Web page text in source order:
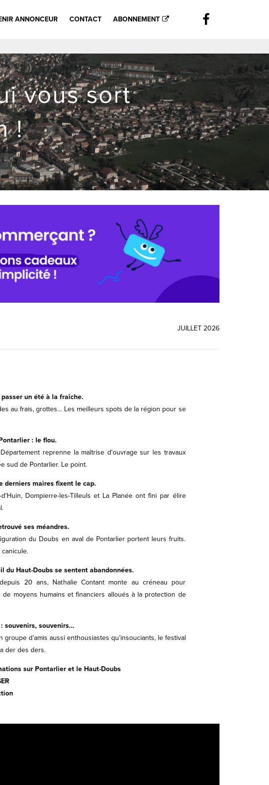
ANNONCEUR CONTACT ABONNEMENT
vous sort
!
JUILLET 2026
un été à la fraîche.
au frais, grottes… Les meilleurs spots de la région pour se
: le flou.
reprenne la maîtrise d'ouvrage sur les travaux
sud de Pontarlier. Le point.
derniers maires fixent le cap.
d'Huin, Dompierre-les-Tilleuls et La Planée ont fini par élire
ses méandres.
du Doubs en aval de Pontarlier portent leurs fruits.
du Haut-Doubs se sentent abandonnées.
20 ans, Nathalie Contant monte au créneau pour
de moyens humains et financiers alloués à la protection de
souvenirs, souvenirs…
groupe d’amis aussi enthousiastes qu’insouciants, le festival
der des ders.
sur Pontarlier et le Haut-Doubs